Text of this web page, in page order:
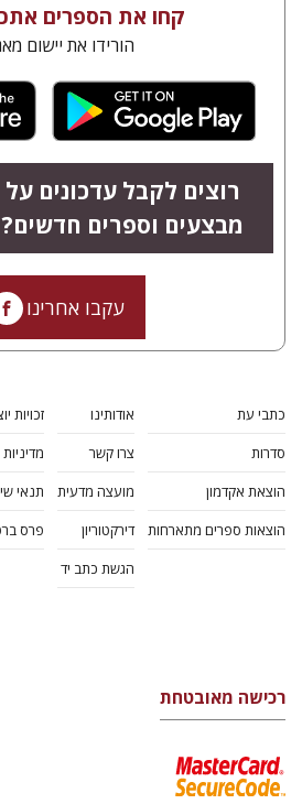
קחו את הספרים
הורידו את יישום
רוצים לקבל עדכונים על
מבצעים וספרים חדשים?
עקבו אחרינו
כתבי עת
סדרות
הוצאת אקדמון
הוצאות ספרים מתארחות
אודותינו
צרו קשר
מועצה מדעית
דירקטוריון
הגשת כתב יד
זכויות
תנאי
פרס
רכישה מאובטחת